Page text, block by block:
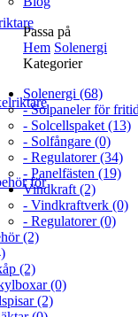
för
Passa på
Hem Solenergi
Kategorier
Solenergi (68)
- Solpaneler för
- Solcellspaket (13)
- Solfångare (0)
- Regulatorer (34)
- Panelfästen (19)
Vindkraft (2)
- Vindkraftverk (0)
- Regulatorer (0)
(2)
(2)
(0)
(2)